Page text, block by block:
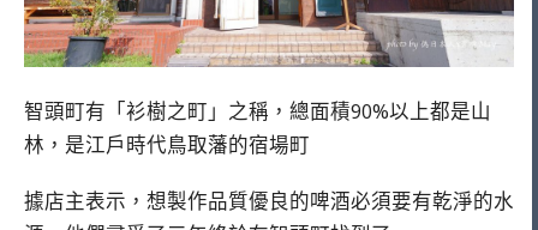
智頭町有「衫樹之町」之稱，總面積90%以上都是山
林，是江戶時代鳥取藩的宿場町
據店主表示，想製作品質優良的啤酒必須要有乾淨的水